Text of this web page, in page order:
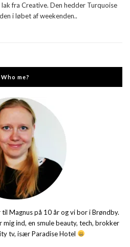
lak fra Creative. Den hedder Turquoise
i løbet af weekenden..
Who me?
Magnus på 10 år og vi bor i Brøndby.
mig ind, en smule beauty, tech, brokker
tv, især Paradise Hotel